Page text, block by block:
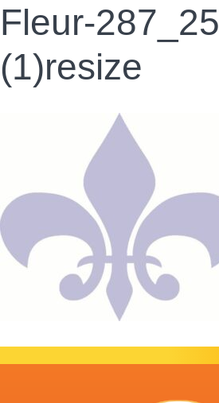
Fleur-287_25
(1)resize